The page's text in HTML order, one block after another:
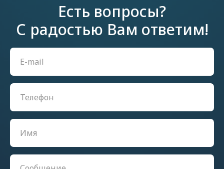
Есть вопросы?
С радостью Вам ответим!